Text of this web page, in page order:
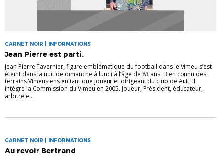
CARNET NOIR | INFORMATIONS
Jean Pierre est parti.
Jean Pierre Tavernier, figure emblématique du football dans le Vimeu s’est
éteint dans la nuit de dimanche à lundi à l’âge de 83 ans. Bien connu des
terrains Vimeusiens en tant que joueur et dirigeant du club de Ault, il
intègre la Commission du Vimeu en 2005. Joueur, Président, éducateur,
arbitre e...
CARNET NOIR | INFORMATIONS
Au revoir Bertrand